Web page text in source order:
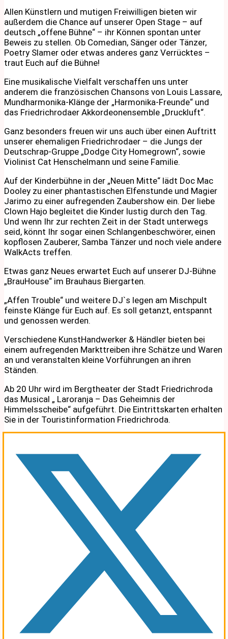
Allen Künstlern und mutigen Freiwilligen bieten wir
außerdem die Chance auf unserer Open Stage – auf
deutsch „offene Bühne“ – ihr Können spontan unter
Beweis zu stellen. Ob Comedian, Sänger oder Tänzer,
Poetry Slamer oder etwas anderes ganz Verrücktes –
traut Euch auf die Bühne!
Eine musikalische Vielfalt verschaffen uns unter
anderem die französischen Chansons von Louis Lassare,
Mundharmonika-Klänge der „Harmonika-Freunde“ und
das Friedrichrodaer Akkordeonensemble „Druckluft“.
Ganz besonders freuen wir uns auch über einen Auftritt
unserer ehemaligen Friedrichrodaer – die Jungs der
Deutschrap-Gruppe „Dodge City Homegrown“, sowie
Violinist Cat Henschelmann und seine Familie.
Auf der Kinderbühne in der „Neuen Mitte“ lädt Doc Mac
Dooley zu einer phantastischen Elfenstunde und Magier
Jarimo zu einer aufregenden Zaubershow ein. Der liebe
Clown Hajo begleitet die Kinder lustig durch den Tag.
Und wenn Ihr zur rechten Zeit in der Stadt unterwegs
seid, könnt Ihr sogar einen Schlangenbeschwörer, einen
kopflosen Zauberer, Samba Tänzer und noch viele andere
WalkActs treffen.
Etwas ganz Neues erwartet Euch auf unserer DJ-Bühne
„BrauHouse“ im Brauhaus Biergarten.
„Affen Trouble“ und weitere DJ`s legen am Mischpult
feinste Klänge für Euch auf. Es soll getanzt, entspannt
und genossen werden.
Verschiedene KunstHandwerker & Händler bieten bei
einem aufregenden Markttreiben ihre Schätze und Waren
an und veranstalten kleine Vorführungen an ihren
Ständen.
Ab 20 Uhr wird im Bergtheater der Stadt Friedrichroda
das Musical „ Laroranja – Das Geheimnis der
Himmelsscheibe“ aufgeführt. Die Eintrittskarten erhalten
Sie in der Touristinformation Friedrichroda.